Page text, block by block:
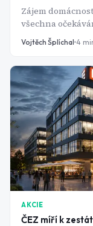
Zájem
všechna
víc než při stejné
Vojtěch Šplíchal 4
AKCIE
ČEZ míří k